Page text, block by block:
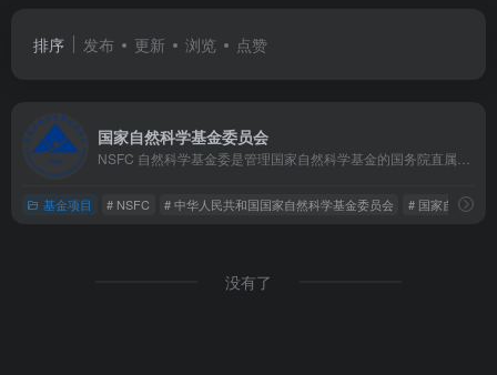
排序 发布 更新 浏览 点赞
国家自然科学基金委员会
基金项目 # NSFC # 中华人民共和国国家自然科学基金委员会 # 国家自然科学
没有了